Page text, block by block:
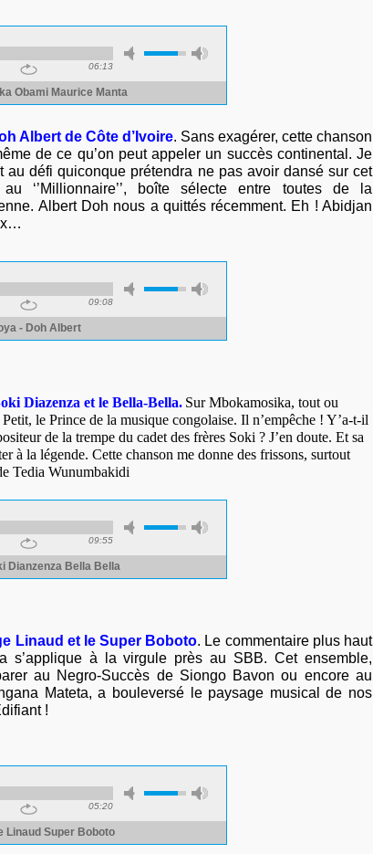
Albert de Côte d’Ivoire. Sans exagérer, cette chanson
de ce qu’on peut appeler un succès continental. Je
au défi quiconque prétendra ne pas avoir dansé sur cet
‘’Millionnaire’’, boîte sélecte entre toutes de la
Albert Doh nous a quittés récemment. Eh ! Abidjan
Diazenza et le Bella-Bella. Sur Mbokamosika, tout ou
le Prince de la musique congolaise. Il n’empêche ! Y’a-t-il
de la trempe du cadet des frères Soki ? J’en doute. Et sa
à la légende. Cette chanson me donne des frissons, surtout
Tedia Wunumbakidi
Linaud et le Super Boboto. Le commentaire plus haut
s’applique à la virgule près au SBB. Cet ensemble,
au Negro-Succès de Siongo Bavon ou encore au
Mateta, a bouleversé le paysage musical de nos
!